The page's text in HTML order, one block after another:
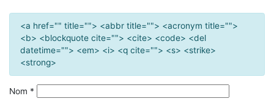
<a href="" title=""> <abbr title=""> <acronym title="">
<b> <blockquote cite=""> <cite> <code> <del
datetime=""> <em> <i> <q cite=""> <s> <strike>
<strong>
Nom *